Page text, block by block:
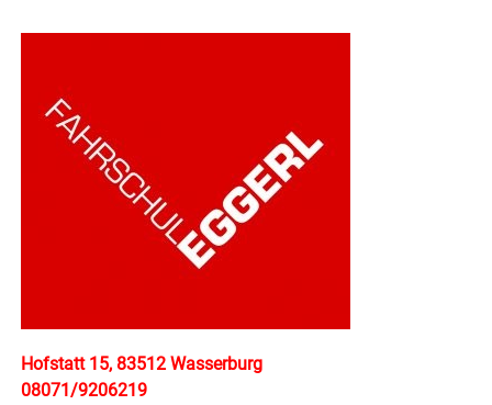
Hofstatt 15, 83512 Wasserburg
08071/9206219